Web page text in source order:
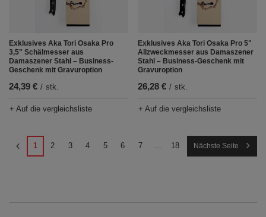
Exklusives Aka Tori Osaka Pro
3,5" Schälmesser aus
Damaszener Stahl – Business-
Geschenk mit Gravuroption
24,39 € / stk.
+ Auf die vergleichsliste
Exklusives Aka Tori Osaka Pro 5"
Allzweckmesser aus Damaszener
Stahl – Business-Geschenk mit
Gravuroption
26,28 € / stk.
+ Auf die vergleichsliste
1 2 3 4 5 6 7 ... 18 Nächste Seite